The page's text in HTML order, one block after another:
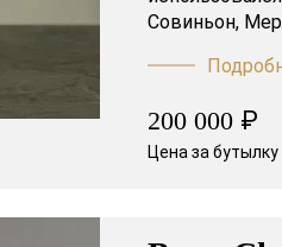
Совиньон,
200 000 ₽
Цена за бутылку